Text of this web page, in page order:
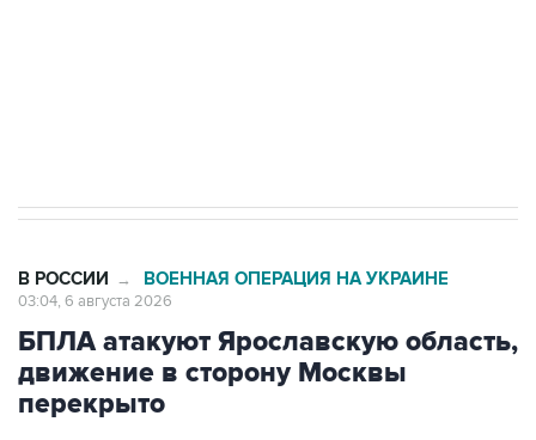
В РОССИИ → ВОЕННАЯ ОПЕРАЦИЯ НА УКРАИНЕ
03:04, 6 августа 2026
БПЛА атакуют Ярославскую область,
движение в сторону Москвы
перекрыто